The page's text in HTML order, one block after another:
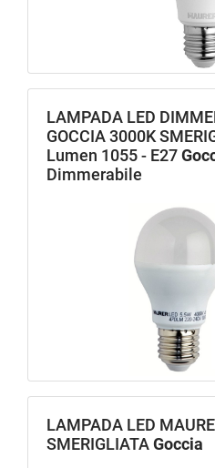
LAMPADA LED
GOCCIA 3000K
Lumen 1055 - E27
Dimmerabile
LAMPADA LED
SMERIGLIATAGoccia